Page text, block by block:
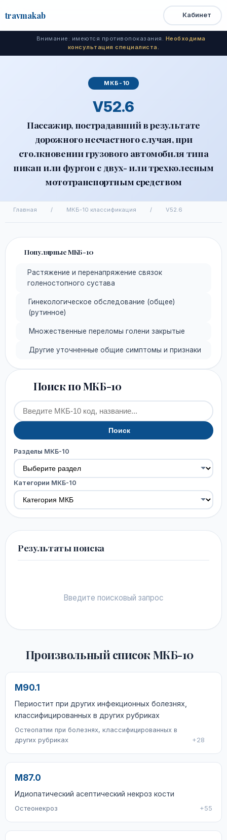
travmakab
Открыть
меню
Быстрый
доступ
Кабинет
Внимание: имеются противопоказания. Необходима
консультация специалиста.
МКБ-10
V52.6
Пассажир, пострадавший в результате
дорожного несчастного случая, при
столкновении грузового автомобиля типа
пикап или фургон с двух- или трехколесным
мототранспортным средством
Главная / МКБ-10 классификация / V52.6
Популярные МКБ-10
Растяжение и перенапряжение связок
голеностопного сустава
Гинекологическое обследование (общее)
(рутинное)
Множественные переломы голени закрытые
Другие уточненные общие симптомы и признаки
Поиск по МКБ-10
Поиск
Разделы МКБ-10
Категории МКБ-10
Результаты поиска
Введите поисковый запрос
Произвольный список МКБ-10
M90.1
Периостит при других инфекционных болезнях,
классифицированных в других рубриках
Остеопатии при болезнях, классифицированных в
других рубриках
+28
M87.0
Идиопатический асептический некроз кости
Остеонекроз +55